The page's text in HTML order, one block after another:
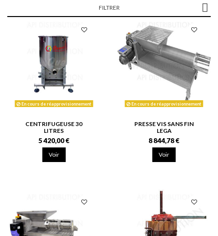
FILTRER
En cours de réapprovisionnement
CENTRIFUGEUSE 30
LITRES
5 420,00 €
Voir
En cours de réapprovisionnement
PRESSE VIS SANS FIN
LEGA
8 844,78 €
Voir